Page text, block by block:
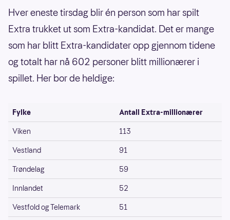
Hver eneste tirsdag blir én person som har spilt
Extra trukket ut som Extra-kandidat. Det er mange
som har blitt Extra-kandidater opp gjennom tidene
og totalt har nå 602 personer blitt millionærer i
spillet. Her bor de heldige:
Fylke
Antall Extra-millionærer
Viken
113
Vestland
91
Trøndelag
59
Innlandet
52
Vestfold og Telemark
51